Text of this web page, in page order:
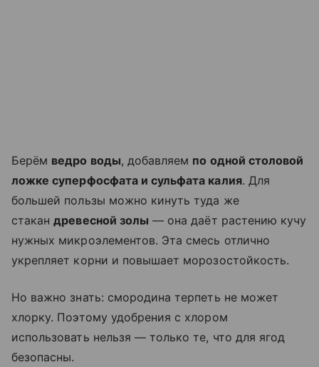
Берём ведро воды, добавляем по одной столовой
ложке суперфосфата и сульфата калия. Для
большей пользы можно кинуть туда же
стакандревесной золы — она даёт растению кучу
нужных микроэлементов. Эта смесь отлично
укрепляет корни и повышает морозостойкость.
Но важно знать: смородина терпеть не может
хлорку. Поэтому удобрения с хлором
использовать нельзя — только те, что для ягод
безопасны.